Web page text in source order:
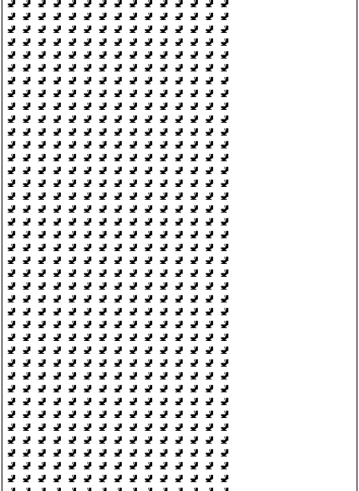
🚽 🚽 🚽 🚽 🚽 🚽 🚽 🚽 🚽 🚽 🚽 🚽 🚽 🚽 🚽
🚽 🚽 🚽 🚽 🚽 🚽 🚽 🚽 🚽 🚽 🚽 🚽 🚽 🚽 🚽
🚽 🚽 🚽 🚽 🚽 🚽 🚽 🚽 🚽 🚽 🚽 🚽 🚽 🚽 🚽
🚽 🚽 🚽 🚽 🚽 🚽 🚽 🚽 🚽 🚽 🚽 🚽 🚽 🚽 🚽
🚽 🚽 🚽 🚽 🚽 🚽 🚽 🚽 🚽 🚽 🚽 🚽 🚽 🚽 🚽
🚽 🚽 🚽 🚽 🚽 🚽 🚽 🚽 🚽 🚽 🚽 🚽 🚽 🚽 🚽
🚽 🚽 🚽 🚽 🚽 🚽 🚽 🚽 🚽 🚽 🚽 🚽 🚽 🚽 🚽
🚽 🚽 🚽 🚽 🚽 🚽 🚽 🚽 🚽 🚽 🚽 🚽 🚽 🚽 🚽
🚽 🚽 🚽 🚽 🚽 🚽 🚽 🚽 🚽 🚽 🚽 🚽 🚽 🚽 🚽
🚽 🚽 🚽 🚽 🚽 🚽 🚽 🚽 🚽 🚽 🚽 🚽 🚽 🚽 🚽
🚽 🚽 🚽 🚽 🚽 🚽 🚽 🚽 🚽 🚽 🚽 🚽 🚽 🚽 🚽
🚽 🚽 🚽 🚽 🚽 🚽 🚽 🚽 🚽 🚽 🚽 🚽 🚽 🚽 🚽
🚽 🚽 🚽 🚽 🚽 🚽 🚽 🚽 🚽 🚽 🚽 🚽 🚽 🚽 🚽
🚽 🚽 🚽 🚽 🚽 🚽 🚽 🚽 🚽 🚽 🚽 🚽 🚽 🚽 🚽
🚽 🚽 🚽 🚽 🚽 🚽 🚽 🚽 🚽 🚽 🚽 🚽 🚽 🚽 🚽
🚽 🚽 🚽 🚽 🚽 🚽 🚽 🚽 🚽 🚽 🚽 🚽 🚽 🚽 🚽
🚽 🚽 🚽 🚽 🚽 🚽 🚽 🚽 🚽 🚽 🚽 🚽 🚽 🚽 🚽
🚽 🚽 🚽 🚽 🚽 🚽 🚽 🚽 🚽 🚽 🚽 🚽 🚽 🚽 🚽
🚽 🚽 🚽 🚽 🚽 🚽 🚽 🚽 🚽 🚽 🚽 🚽 🚽 🚽 🚽
🚽 🚽 🚽 🚽 🚽 🚽 🚽 🚽 🚽 🚽 🚽 🚽 🚽 🚽 🚽
🚽 🚽 🚽 🚽 🚽 🚽 🚽 🚽 🚽 🚽 🚽 🚽 🚽 🚽 🚽
🚽 🚽 🚽 🚽 🚽 🚽 🚽 🚽 🚽 🚽 🚽 🚽 🚽 🚽 🚽
🚽 🚽 🚽 🚽 🚽 🚽 🚽 🚽 🚽 🚽 🚽 🚽 🚽 🚽 🚽
🚽 🚽 🚽 🚽 🚽 🚽 🚽 🚽 🚽 🚽 🚽 🚽 🚽 🚽 🚽
🚽 🚽 🚽 🚽 🚽 🚽 🚽 🚽 🚽 🚽 🚽 🚽 🚽 🚽 🚽
🚽 🚽 🚽 🚽 🚽 🚽 🚽 🚽 🚽 🚽 🚽 🚽 🚽 🚽 🚽
🚽 🚽 🚽 🚽 🚽 🚽 🚽 🚽 🚽 🚽 🚽 🚽 🚽 🚽 🚽
🚽 🚽 🚽 🚽 🚽 🚽 🚽 🚽 🚽 🚽 🚽 🚽 🚽 🚽 🚽
🚽 🚽 🚽 🚽 🚽 🚽 🚽 🚽 🚽 🚽 🚽 🚽 🚽 🚽 🚽
🚽 🚽 🚽 🚽 🚽 🚽 🚽 🚽 🚽 🚽 🚽 🚽 🚽 🚽 🚽
🚽 🚽 🚽 🚽 🚽 🚽 🚽 🚽 🚽 🚽 🚽 🚽 🚽 🚽 🚽
🚽 🚽 🚽 🚽 🚽 🚽 🚽 🚽 🚽 🚽 🚽 🚽 🚽 🚽 🚽
🚽 🚽 🚽 🚽 🚽 🚽 🚽 🚽 🚽 🚽 🚽 🚽 🚽 🚽 🚽
🚽 🚽 🚽 🚽 🚽 🚽 🚽 🚽 🚽 🚽 🚽 🚽 🚽 🚽 🚽
🚽 🚽 🚽 🚽 🚽 🚽 🚽 🚽 🚽 🚽 🚽 🚽 🚽 🚽 🚽
🚽 🚽 🚽 🚽 🚽 🚽 🚽 🚽 🚽 🚽 🚽 🚽 🚽 🚽 🚽
🚽 🚽 🚽 🚽 🚽 🚽 🚽 🚽 🚽 🚽 🚽 🚽 🚽 🚽 🚽
🚽 🚽 🚽 🚽 🚽 🚽 🚽 🚽 🚽 🚽 🚽 🚽 🚽 🚽 🚽